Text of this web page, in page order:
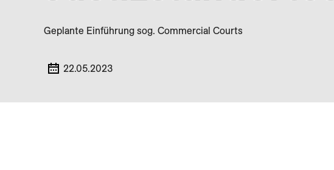
Geplante Einführung sog. Commercial Courts
22.05.2023